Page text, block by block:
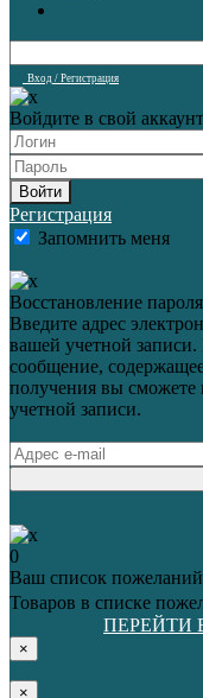
Вход / Регистрация
Войдите в свой аккаунт
Войти
Регистрация
Запомнить меня
Восстановление пароля
Введите адрес
вашей учетной записи.
сообщение,
получения вы сможете
учетной записи.
0
Ваш список
Товаров в списке
ПЕРЕЙТИ
×
×